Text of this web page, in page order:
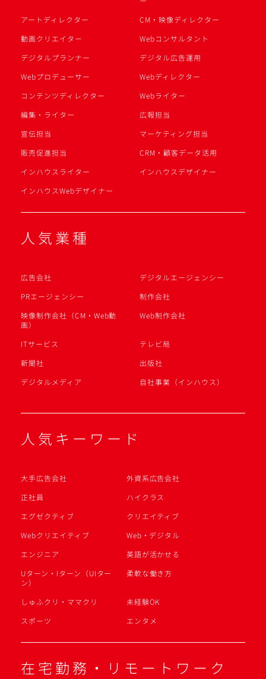
アートディレクター
CM・映像ディレクター
動画クリエイター
Webコンサルタント
デジタルプランナー
デジタル広告運用
Webプロデューサー
Webディレクター
コンテンツディレクター
Webライター
編集・ライター
広報担当
宣伝担当
マーケティング担当
販売促進担当
CRM・顧客データ活用
インハウスライター
インハウスデザイナー
インハウスWebデザイナー
人気業種
広告会社
デジタルエージェンシー
PRエージェンシー
制作会社
映像制作会社（CM・Web動
画）
Web制作会社
ITサービス
テレビ局
新聞社
出版社
デジタルメディア
自社事業（インハウス）
人気キーワード
大手広告会社
外資系広告会社
正社員
ハイクラス
エグゼクティブ
クリエイティブ
Webクリエイティブ
Web・デジタル
エンジニア
英語が活かせる
Uターン・Iターン（UIター
ン）
柔軟な働き方
しゅふクリ・ママクリ
未経験OK
スポーツ
エンタメ
在宅勤務・リモートワーク